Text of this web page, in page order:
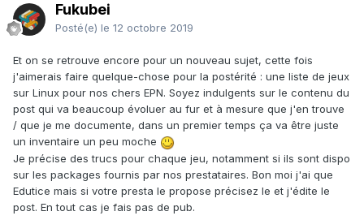
Fukubei
Posté(e) le 12 octobre 2019
Et on se retrouve encore pour un nouveau sujet, cette fois
j'aimerais faire quelque-chose pour la postérité : une liste de jeux
sur Linux pour nos chers EPN. Soyez indulgents sur le contenu du
post qui va beaucoup évoluer au fur et à mesure que j'en trouve
/ que je me documente, dans un premier temps ça va être juste
un inventaire un peu moche
Je précise des trucs pour chaque jeu, notamment si ils sont dispo
sur les packages fournis par nos prestataires. Bon moi j'ai que
Edutice mais si votre presta le propose précisez le et j'édite le
post. En tout cas je fais pas de pub.